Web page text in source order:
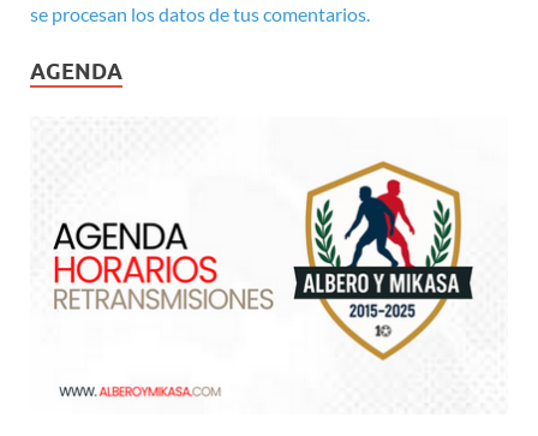
se procesan los datos de tus comentarios.
AGENDA